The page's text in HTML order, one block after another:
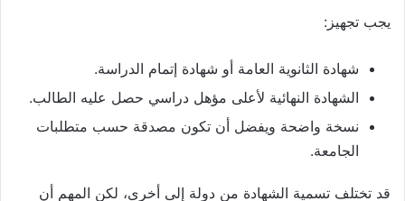
يجب تجهيز:
شهادة الثانوية العامة أو شهادة إتمام الدراسة.
الشهادة النهائية لأعلى مؤهل دراسي حصل عليه الطالب.
نسخة واضحة ويفضل أن تكون مصدقة حسب متطلبات
الجامعة.
قد تختلف تسمية الشهادة من دولة إلى أخرى، لكن المهم أن